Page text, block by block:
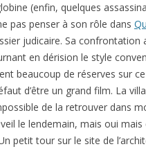
(enfin, quelques
pas penser à son rôle dans
judicaire. Sa confrontation
en dérision le style
beaucoup de réserves sur
d’être un grand film. La
de la retrouver dans
le lendemain, mais oui mais
petit tour sur le site de